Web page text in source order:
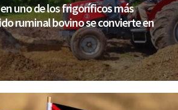
uno de los frigoríficos más
ruminal bovino se convierte en